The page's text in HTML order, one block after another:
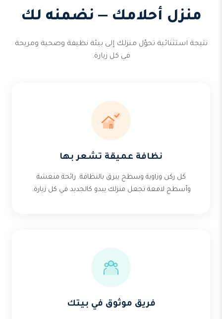
منزل أحلامك — نضمنه لك
نتيجة استثنائية تحوّل منزلك إلى بيئة نظيفة وصحية ومريحة
في كل زيارة.
نظافة عميقة تشعر بها
كل ركن وزاوية وسطح يبرق بالنظافة. رائحة منعشة
وأسطح لامعة تجعل منزلك يبدو كالجديد في كل زيارة.
فريق موثوق في بيتك